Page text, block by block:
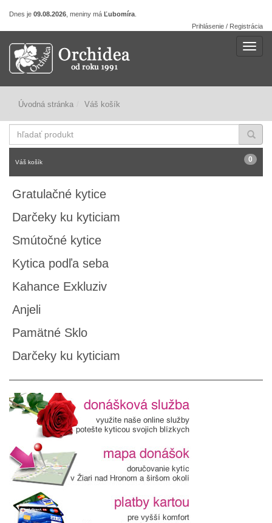
Dnes je 09.08.2026 , meniny má Ľubomíra
Prihlásenie / Registrácia
Úvodná stránka Váš košík
produkt
Váš košík 0
Gratulačné kytice
Darčeky ku kyticiam
Smútočné kytice
Kytica podľa seba
Kahance Exkluziv
Anjeli
Pamätné Sklo
Darčeky ku kyticiam